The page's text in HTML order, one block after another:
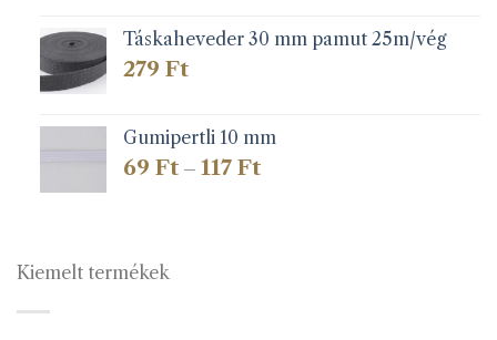
Táskaheveder 30 mm pamut 25m/vég
279 Ft
Gumipertli 10 mm
69 Ft – 117 FtÁrtartomány:
Kiemelt termékek